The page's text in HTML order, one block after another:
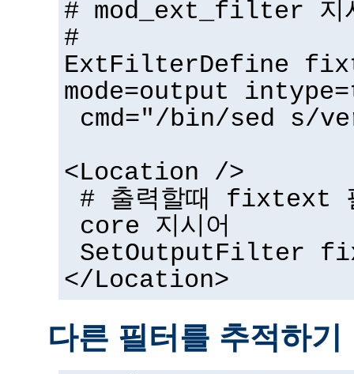
# mod_ext_filter 지
#
ExtFilterDefine
mode=output
cmd="/bin/sed s/
<Location />
# 출력할때 fixtext
core 지시어
SetOutputFilter
</Location>
다른 필터를 추적하기